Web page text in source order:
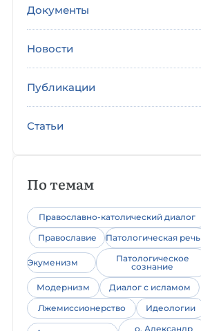
Документы
Новости
Публикации
Статьи
По темам
Православно-католический диалог
Православие
Патологическая речь
Экуменизм
Патологическое
сознание
Модернизм
Диалог с исламом
Лжемиссионерство
Идеологии
о. Александр